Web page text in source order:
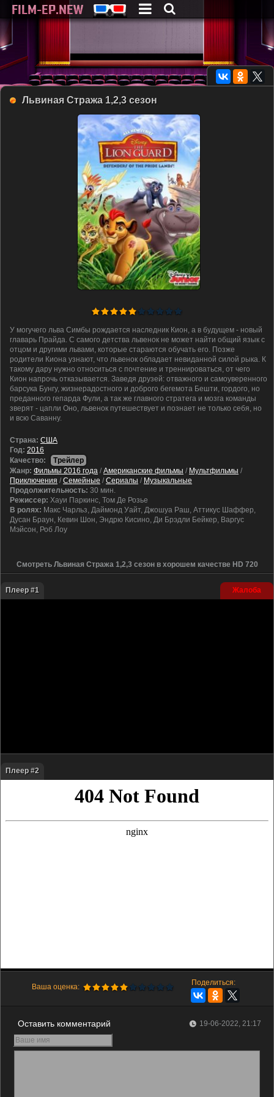
Львиная Стража 1,2,3 сезон
У могучего льва Симбы рождается наследник Кион, а в будущем - новый
главарь Прайда. C самого детства львенок не может найти общий язык с
отцом и другими львами, которые стараются обучать его. Позже
родители Киона узнают, что львенок обладает невиданной силой рыка. К
такому дару нужно относиться с почтение и треннироваться, от чего
Кион напрочь отказывается. Заведя друзей: отважного и самоуверенного
барсука Бунгу, жизнерадостного и доброго бегемота Бешти, гордого, но
преданного гепарда Фули, а так же главного стратега и мозга команды
зверят - цапли Оно, львенок путешествует и познает не только себя, но
и всю Саванну.
Cтрана: США
Год: 2016
Качество:
Трейлер
Жанр: Фильмы 2016 года / Американские фильмы / Мультфильмы /
Приключения / Семейные / Сериалы / Музыкальные
Продолжительность: 30 мин.
Режиссер: Хауи Паркинс, Том Де Розье
В ролях: Макс Чарльз, Даймонд Уайт, Джошуа Раш, Аттикус Шаффер,
Дусан Браун, Кевин Шон, Эндрю Кисино, Ди Брэдли Бейкер, Варгус
Мэйсон, Роб Лоу
Смотреть Львиная Стража 1,2,3 сезон в хорошем качестве HD 720
Плеер #1 Жалоба
Плеер #2
Ваша оценка: Поделиться:
Оставить комментарий 19-06-2022, 21:17